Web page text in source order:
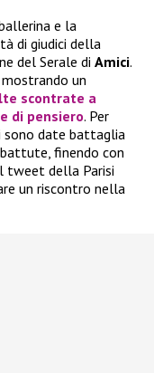
e la
di giudici della
del Serale di Amici.
un
scontrate a
di pensiero. Per
sono date battaglia
finendo con
tweet della Parisi
un riscontro nella